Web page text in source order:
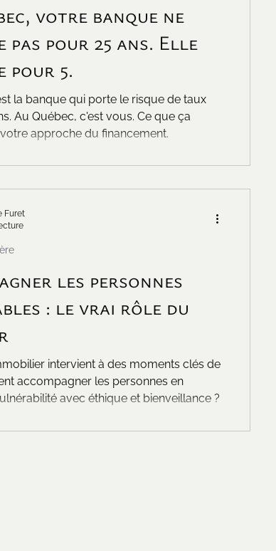
votre banque ne
pas pour 25 ans. Elle
pour 5.
la banque qui porte le risque de taux
Au Québec, c'est vous. Ce que ça
approche du financement.
les personnes
: le vrai rôle du
intervient à des moments clés de
accompagner les personnes en
avec éthique et bienveillance ?
Furet